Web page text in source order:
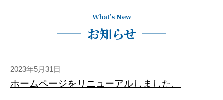
What’s New
お知らせ
2023年5月31日
ホームページをリニューアルしました。